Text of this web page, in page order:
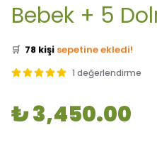
Bebek + 5
👀 Şu an37 kişi inceliyor!
🛒 78 kişi sepetine ekledi!
✅
Bugün 41 adet
yapılıyor!
1 değerlendirme
₺ 3,450.00